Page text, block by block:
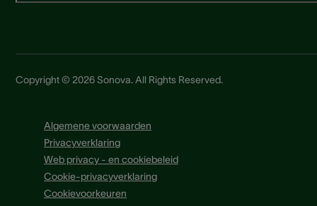
Copyright © 2026 Sonova. All Rights Reserved.
Algemene voorwaarden
Privacyverklaring
Web privacy - en cookiebeleid
Cookie-privacyverklaring
Cookievoorkeuren